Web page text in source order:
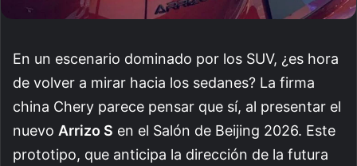
En un escenario dominado por los SUV, ¿es hora
de volver a mirar hacia los sedanes? La firma
china Chery parece pensar que sí, al presentar el
nuevo Arrizo S en el Salón de Beijing 2026. Este
prototipo, que anticipa la dirección de la futura